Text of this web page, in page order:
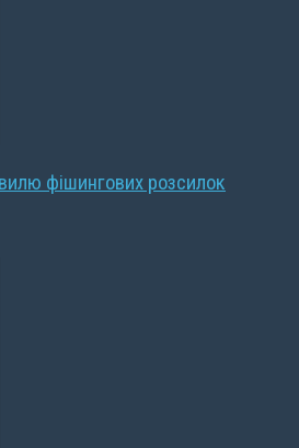
фішингових розсилок